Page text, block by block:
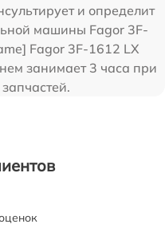
и определит
машины Fagor 3F-
Fagor 3F-1612 LX
занимает 3 часа при